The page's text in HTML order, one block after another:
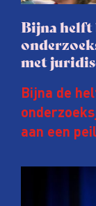
Bijna helft
met
Bijna de
aan een
afgelopen
juridische